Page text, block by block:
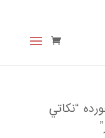
“نكاتي